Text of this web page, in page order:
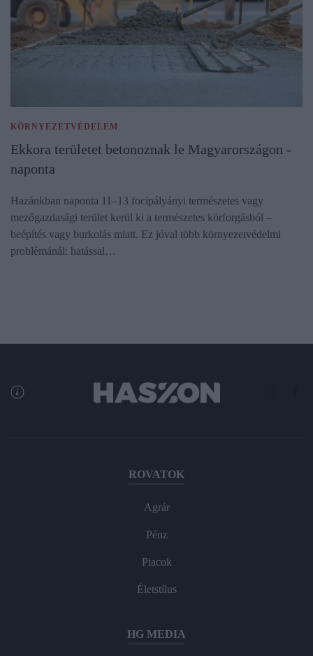
KÖRNYEZETVÉDELEM
Ekkora területet betonoznak le Magyarországon -
naponta
Hazánkban naponta 11–13 focipályányi természetes vagy
mezőgazdasági terület kerül ki a természetes körforgásból –
beépítés vagy burkolás miatt. Ez jóval több környezetvédelmi
problémánál: hatással…
ROVATOK
Agrár
Pénz
Piacok
Életstílus
HG MEDIA